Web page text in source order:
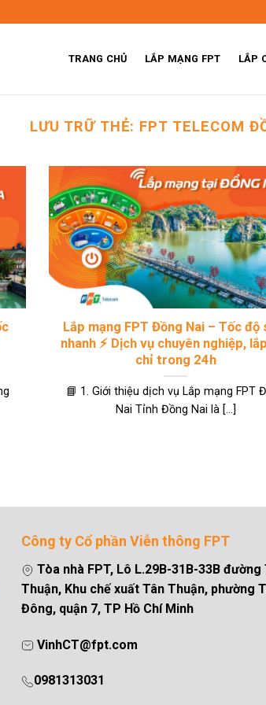
TRANG CHỦ LẮP MẠNG FPT LẮP
LƯU TRỮ THẺ: FPT TELECOM
Lắp mạng FPT Đồng Nai – Tốc độ
nhanh ⚡ Dịch vụ chuyên nghiệp,
chỉ trong 24h
📘 1. Giới thiệu dịch vụ Lắp mạng FPT
Nai Tỉnh Đồng Nai là [...]
Công ty Cổ phần Viễn thông FPT
Tòa nhà FPT, Lô L.29B-31B-33B đường
Thuận, Khu chế xuất Tân Thuận, phường
Đông, quận 7, TP Hồ Chí Minh
VinhCT@fpt.com
0981313031